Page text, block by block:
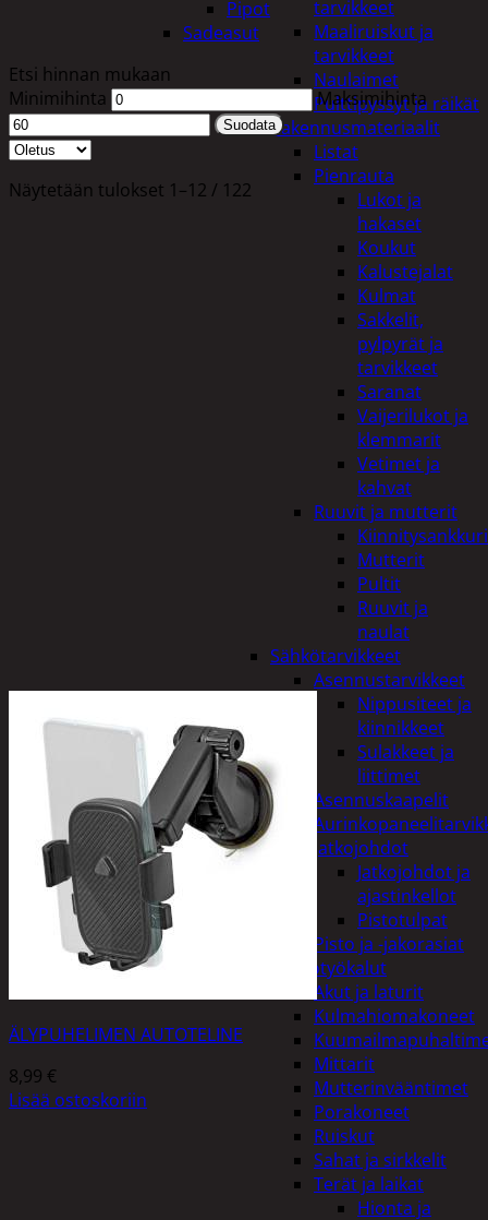
tarvikkeet
Maaliruiskut ja
tarvikkeet
Naulaimet
Pulttipyssyt ja räikät
Rakennusmateriaalit
Listat
Pienrauta
Lukot ja
hakaset
Koukut
Kalustejalat
Kulmat
Sakkelit,
pylpyrät ja
tarvikkeet
Saranat
Vaijerilukot ja
klemmarit
Vetimet ja
kahvat
Ruuvit ja mutterit
Mutterit
Pultit
Ruuvit ja
naulat
Sähkötarvikkeet
Asennustarvikkeet
Nippusiteet ja
kiinnikkeet
Sulakkeet ja
liittimet
Asennuskaapelit
Jatkojohdot
Jatkojohdot ja
ajastinkellot
Pistotulpat
Pisto ja -jakorasiat
Sähkötyökalut
Akut ja laturit
Kulmahiomakoneet
Mittarit
Mutterinvääntimet
Porakoneet
Ruiskut
Sahat ja sirkkelit
Terät ja laikat
Hionta ja
Pipot
Sadeasut
Etsi hinnan mukaan
Minimihinta
Maksimihinta
Suodata
Näytetään tulokset 1–12 / 122
ÄLYPUHELIMEN AUTOTELINE
8,99 €
Lisää ostoskoriin